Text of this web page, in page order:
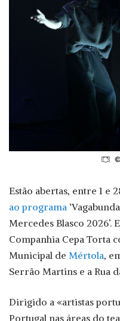
Estão abertas, entre 1 e
ao programa
Mercedes Blasco
Companhia Cepa Torta
Municipal de Mértola,
Serrão Martins e a Rua
Dirigido a «artistas
Portugal nas áreas do